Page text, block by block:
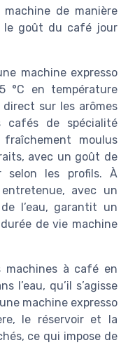
de manière
le goût du café jour
machine expresso
°C en température
sur les arômes
de spécialité
moulus
avec un goût de
selon les profils. À
avec un
l’eau, garantit un
de vie machine
machines à café en
l’eau, qu’il s’agisse
machine expresso
le réservoir et la
ce qui impose de